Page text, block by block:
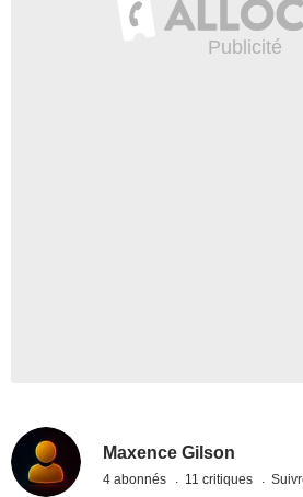
Maxence Gilson
4 abonnés 11 critiques